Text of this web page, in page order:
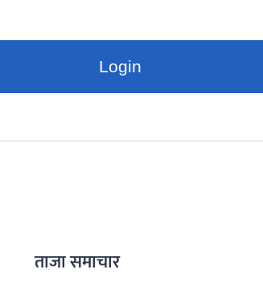
Login
ताजा समाचार